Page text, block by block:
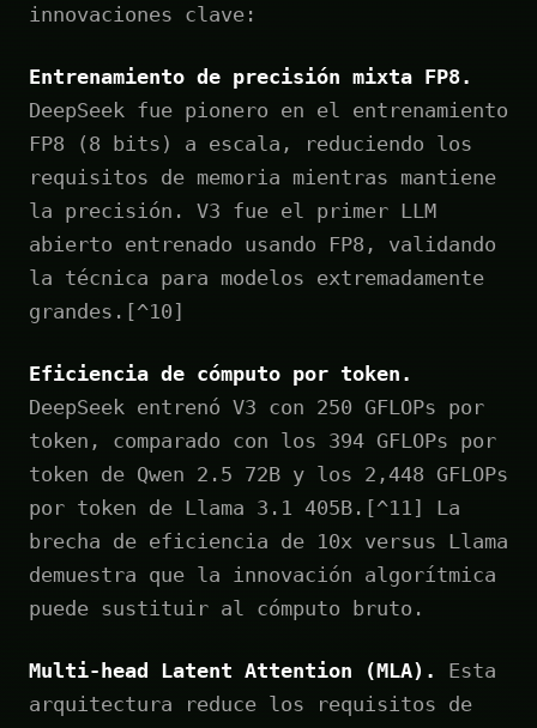
innovaciones clave:
Entrenamiento de precisión mixta FP8.
DeepSeek fue pionero en el entrenamiento
FP8 (8 bits) a escala, reduciendo los
requisitos de memoria mientras mantiene
la precisión. V3 fue el primer LLM
abierto entrenado usando FP8, validando
la técnica para modelos extremadamente
grandes.[^10]
Eficiencia de cómputo por token.
DeepSeek entrenó V3 con 250 GFLOPs por
token, comparado con los 394 GFLOPs por
token de Qwen 2.5 72B y los 2,448 GFLOPs
por token de Llama 3.1 405B.[^11] La
brecha de eficiencia de 10x versus Llama
demuestra que la innovación algorítmica
puede sustituir al cómputo bruto.
Multi-head Latent Attention (MLA).
Esta
arquitectura reduce los requisitos de